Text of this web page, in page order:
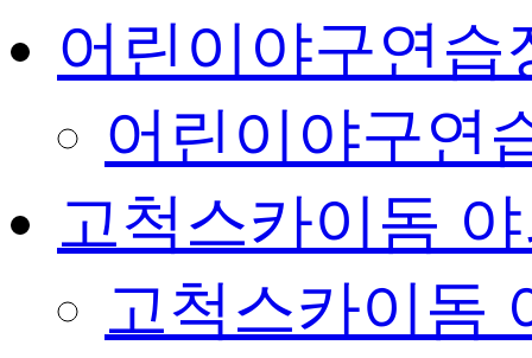
어린이야구연습
어린이야구연
고척스카이돔
고척스카이돔